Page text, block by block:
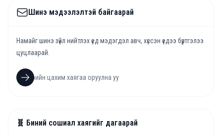
Шинэ мэдээлэлтэй байгаарай
Намайг шинэ зүйл нийтлэх үед мэдэгдэл авч, хүссэн үедээ бүртгэлээ
цуцлаарай.
🧬 Биний сошиал хаягийг дагаарай